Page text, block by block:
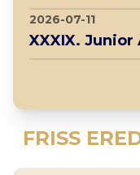
FRISS
2026-07-11
XXXIX. Junior